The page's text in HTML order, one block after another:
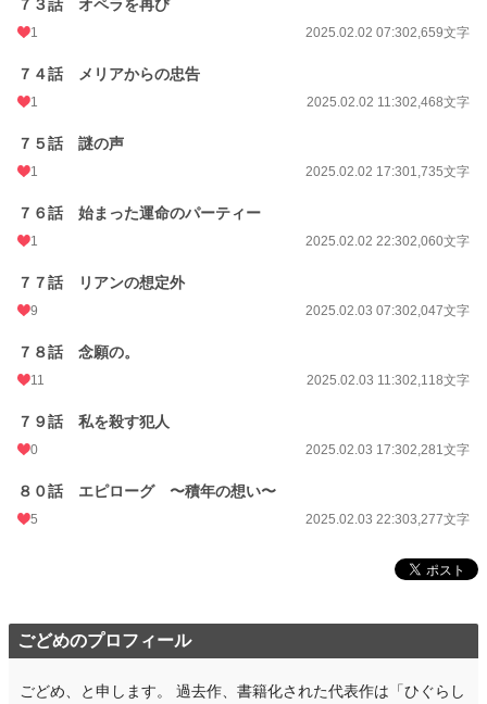
７３話 オペラを再び
1 2025.02.02 07:302,659文字
７４話 メリアからの忠告
1 2025.02.02 11:302,468文字
７５話 謎の声
1 2025.02.02 17:301,735文字
７６話 始まった運命のパーティー
1 2025.02.02 22:302,060文字
７７話 リアンの想定外
9 2025.02.03 07:302,047文字
７８話 念願の。
11 2025.02.03 11:302,118文字
７９話 私を殺す犯人
0 2025.02.03 17:302,281文字
８０話 エピローグ 〜積年の想い〜
5 2025.02.03 22:303,277文字
ごどめのプロフィール
ごどめ、と申します。 過去作、書籍化された代表作は「ひぐらし